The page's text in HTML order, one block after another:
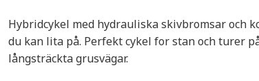
Hybridcykel med hydrauliska skivbromsar och
du kan lita på. Perfekt cykel for stan och turer
långsträckta grusvägar.